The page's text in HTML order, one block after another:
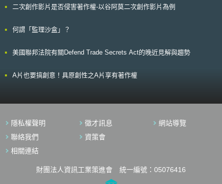
則，以監控風險緩解措施的遵守情況。 III 透明度 提供使用管道或管理「高
測。 iii 為辨識、評估與減輕使用該系統可能造成的傷害風險或具有偏
錄保存 執行受規範活動的人員應遵守紀錄保存要求。 V 通知 若使用該系統
料的人員，必須依據規範制定關於（a）資料被匿名化處理的方式（b）被匿
成立一個專責執行審計程序的組織（d）成立一個在有理由相信「高影響系
（5）行政管理 AIDA為部門首長制定一項，可指定其所管轄部門中一名高級
AIDA。 （6）罰則 違反AIDA規範之罰則主要為按公司、個人之收入衡量的
罰款。特定嚴重狀況如以非法方式取得人工智慧訓練用資料、明知或故意欺
騙大眾造成嚴重或心理傷害或財產上重大損失，亦可能判處刑事監禁。
他相關監管機關（supervisory authorities concerned）審議。惟DPC與其
65條啟動爭議解決程序，而歐洲資料委員會（European Data Protection
定WhatsApp未依第12條至第14條提供資訊予「非軟體用戶」之資料主體，
明化原則。據此，以母公司Facebook全集團營業額作為裁罰基準，DPC對
二次創作影片是否侵害著作權-以谷阿莫二次創作影片為例
何謂「監理沙盒」？
美國聯邦法院有關Defend Trade Secrets Act的晚近見解與趨勢
A片也要搞創意！具原創性之A片享有著作權
隱私權聲明 徵才訊息
網站導覽
聯絡我們
資策會
相關連結
財團法人資訊工業策進會 統一編號：05076416